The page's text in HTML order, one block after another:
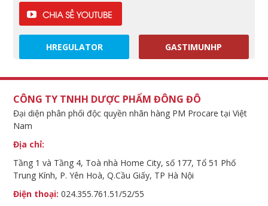
HREGULATOR GASTIMUNHP
CÔNG TY TNHH DƯỢC PHẨM ĐÔNG ĐÔ
Đại diện phân phối độc quyền nhãn hàng PM Procare tại Việt
Nam
Địa chỉ:
Tầng 1 và Tầng 4, Toà nhà Home City, số 177, Tổ 51 Phố
Trung Kính, P. Yên Hoà, Q.Cầu Giấy, TP Hà Nội
Điện thoại: 024.355.761.51/52/55